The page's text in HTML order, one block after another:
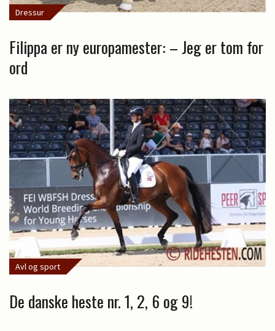
Dressur
Filippa er ny europamester: – Jeg er tom for
ord
Avl og sport
De danske heste nr. 1, 2, 6 og 9!